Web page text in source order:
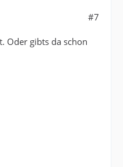
#7
Oder gibts da schon